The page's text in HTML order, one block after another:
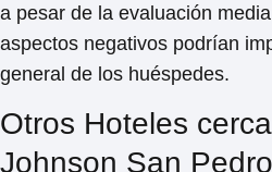
a pesar de la evaluación
aspectos negativos podrían
general de los huéspedes.
Otros Hoteles
Johnson San